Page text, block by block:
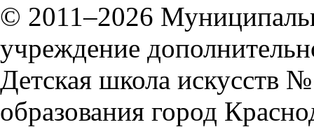
© 2011–2026
учреждение
Детская школа искусств
образования город